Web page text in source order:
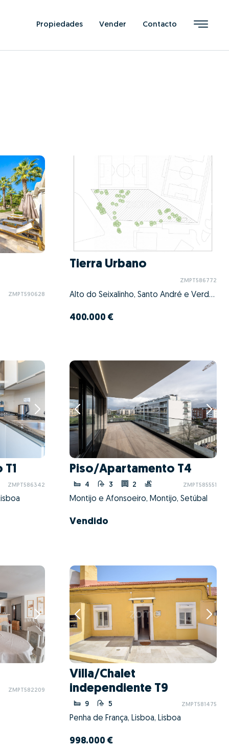
Propiedades Vender Contacto
ZMPT590628
Tierra Urbano
ZMPT586772
Alto do Seixalinho, Santo André e Verderena, Barreiro, Setúbal
400.000 €
ZMPT586342
Piso/Apartamento T4
4 3 2 ZMPT585551
Montijo e Afonsoeiro, Montijo, Setúbal
Vendido
ZMPT582209
Villa/Chalet
independiente T9
9 5 ZMPT581475
Penha de França, Lisboa, Lisboa
998.000 €